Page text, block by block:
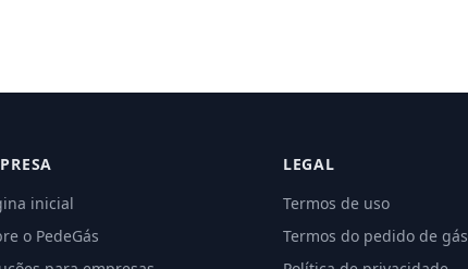
inicial
o PedeGás
LEGAL
Termos de uso
Termos do pedido de gás